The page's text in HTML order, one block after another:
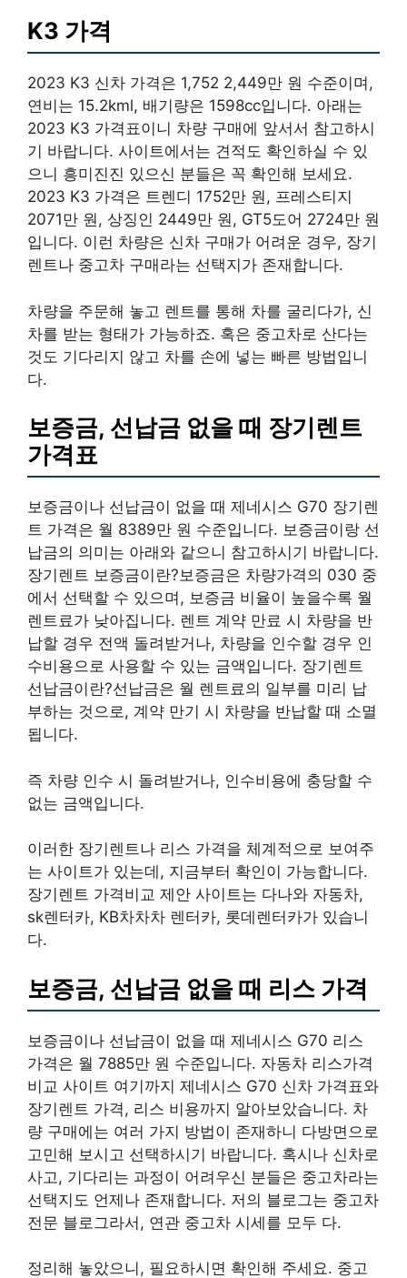
K3 가격
2023 K3 신차 가격은 1,752 2,449만 원 수준이며,
연비는 15.2kml, 배기량은 1598cc입니다. 아래는
2023 K3 가격표이니 차량 구매에 앞서서 참고하시
기 바랍니다. 사이트에서는 견적도 확인하실 수 있
으니 흥미진진 있으신 분들은 꼭 확인해 보세요.
2023 K3 가격은 트렌디 1752만 원, 프레스티지
2071만 원, 상징인 2449만 원, GT5도어 2724만 원
입니다. 이런 차량은 신차 구매가 어려운 경우, 장기
렌트나 중고차 구매라는 선택지가 존재합니다.
차량을 주문해 놓고 렌트를 통해 차를 굴리다가, 신
차를 받는 형태가 가능하죠. 혹은 중고차로 산다는
것도 기다리지 않고 차를 손에 넣는 빠른 방법입니
다.
보증금, 선납금 없을 때 장기렌트
가격표
보증금이나 선납금이 없을 때 제네시스 G70 장기렌
트 가격은 월 8389만 원 수준입니다. 보증금이랑 선
납금의 의미는 아래와 같으니 참고하시기 바랍니다.
장기렌트 보증금이란?보증금은 차량가격의 030 중
에서 선택할 수 있으며, 보증금 비율이 높을수록 월
렌트료가 낮아집니다. 렌트 계약 만료 시 차량을 반
납할 경우 전액 돌려받거나, 차량을 인수할 경우 인
수비용으로 사용할 수 있는 금액입니다. 장기렌트
선납금이란?선납금은 월 렌트료의 일부를 미리 납
부하는 것으로, 계약 만기 시 차량을 반납할 때 소멸
됩니다.
즉 차량 인수 시 돌려받거나, 인수비용에 충당할 수
없는 금액입니다.
이러한 장기렌트나 리스 가격을 체계적으로 보여주
는 사이트가 있는데, 지금부터 확인이 가능합니다.
장기렌트 가격비교 제안 사이트는 다나와 자동차,
sk렌터카, KB차차차 렌터카, 롯데렌터카가 있습니
다.
보증금, 선납금 없을 때 리스 가격
보증금이나 선납금이 없을 때 제네시스 G70 리스
가격은 월 7885만 원 수준입니다. 자동차 리스가격
비교 사이트 여기까지 제네시스 G70 신차 가격표와
장기렌트 가격, 리스 비용까지 알아보았습니다. 차
량 구매에는 여러 가지 방법이 존재하니 다방면으로
고민해 보시고 선택하시기 바랍니다. 혹시나 신차로
사고, 기다리는 과정이 어려우신 분들은 중고차라는
선택지도 언제나 존재합니다. 저의 블로그는 중고차
전문 블로그라서, 연관 중고차 시세를 모두 다.
정리해 놓았으니, 필요하시면 확인해 주세요. 중고